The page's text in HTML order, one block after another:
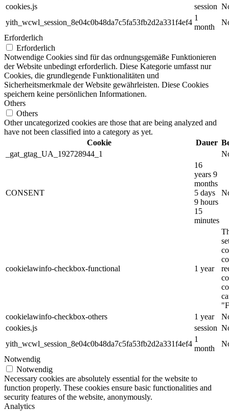
cookies.js
session
yith_wcwl_session_8e04c0b48da7c5fa53fb2d2a331f4ef4
1
month
Erforderlich
Erforderlich
Notwendige Cookies sind für das ordnungsgemäße Funktionieren
der Website unbedingt erforderlich. Diese Kategorie umfasst nur
Cookies, die grundlegende Funktionalitäten und
Sicherheitsmerkmale der Website gewährleisten. Diese Cookies
speichern keine persönlichen Informationen.
Others
Others
Other uncategorized cookies are those that are being analyzed and
have not been classified into a category as yet.
Cookie
Dauer
_gat_gtag_UA_192728944_1
CONSENT
16
years 9
months
5 days
9 hours
15
minutes
cookielawinfo-checkbox-functional 1 year
cookielawinfo-checkbox-others
1 year
cookies.js
session
yith_wcwl_session_8e04c0b48da7c5fa53fb2d2a331f4ef4
1
month
Notwendig
Notwendig
Necessary cookies are absolutely essential for the website to
function properly. These cookies ensure basic functionalities and
security features of the website, anonymously.
Analytics